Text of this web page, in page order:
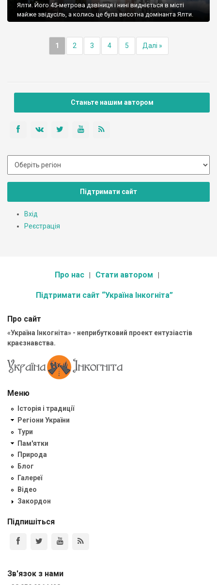
Ялти. Його 45-метрова дзвіниця і нині видніється в місті
майже звідусіль, а колись це була висотна домінанта Ялти.
1 2 3 4 5 Далі »
Станьте нашим автором
Підтримати сайт
Вхід
Реєстрація
Про нас Стати автором
Підтримати сайт “Україна Інкогніта”
Про сайт
«Україна Інкогніта» - неприбутковий проект ентузіастів
краєзнавства.
Меню
Історія і традиції
Регіони України
Тури
Пам'ятки
Природа
Блог
Галереї
Відео
Закордон
Підпишіться
Зв'язок з нами